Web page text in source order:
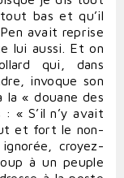
bas et qu’il
avait reprise
lui aussi. Et on
qui, dans
invoque son
« douane des
« S’il n’y avait
et fort le non-
croyez-
à un peuple